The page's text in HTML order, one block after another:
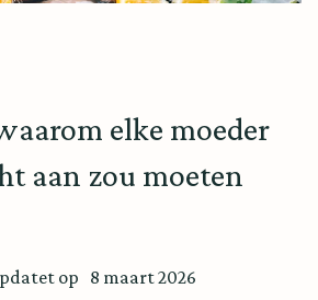
elke moeder
aan zou moeten
op 8 maart 2026